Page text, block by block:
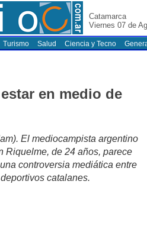
Catamarca
Viernes 07 de
Turismo Salud Ciencia y Tecno
en medio de
El mediocampista argentino
Riquelme, de 24 años, parece
controversia mediática entre
catalanes.